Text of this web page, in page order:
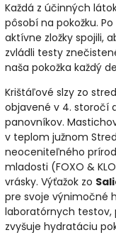
Každá z účinných
pôsobí na pokožku.
aktívne zložky spojili,
zvládli testy
naša pokožka každý
Krištáľové slzy zo
objavené v 4. storočí
panovníkov.
v teplom južnom
neoceniteľného
mladosti (FOXO &
vrásky. Výťažok zo
pre svoje výnimočné
laboratórnych testov,
zvyšuje hydratáciu